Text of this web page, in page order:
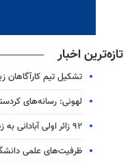
تازه‌ترین اخبار
تشکیل تیم کارآگاهان
لهونی: رسانه‌های
۹۲ زائر اولی آبادانی به زیارت امام هشتم اعزام شدند
ظرفیت‌های علمی